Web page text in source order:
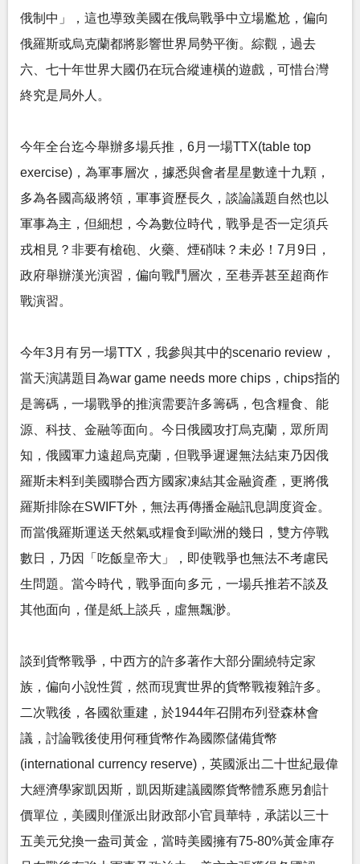
俄制中」，這也導致美國在俄烏戰爭中立場尷尬，偏向
俄羅斯或烏克蘭都將影響世界局勢平衡。綜觀，過去
六、七十年世界大國仍在玩合縱連橫的遊戲，可惜台灣
終究是局外人。
今年全台迄今舉辦多場兵推，6月一場TTX(table top
exercise)，為軍事層次，據悉與會者星星數達十九顆，
多為各國高級將領，軍事資歷長久，談論議題自然也以
軍事為主，但細想，今為數位時代，戰爭是否一定須兵
戎相見？非要有槍砲、火藥、煙硝味？未必！7月9日，
政府舉辦漢光演習，偏向戰鬥層次，至巷弄甚至超商作
戰演習。
今年3月有另一場TTX，我參與其中的scenario review，
當天演講題目為war game needs more chips，chips指的
是籌碼，一場戰爭的推演需要許多籌碼，包含糧食、能
源、科技、金融等面向。今日俄國攻打烏克蘭，眾所周
知，俄國軍力遠超烏克蘭，但戰爭遲遲無法結束乃因俄
羅斯未料到美國聯合西方國家凍結其金融資產，更將俄
羅斯排除在SWIFT外，無法再傳播金融訊息調度資金。
而當俄羅斯運送天然氣或糧食到歐洲的幾日，雙方停戰
數日，乃因「吃飯皇帝大」，即使戰爭也無法不考慮民
生問題。當今時代，戰爭面向多元，一場兵推若不談及
其他面向，僅是紙上談兵，虛無飄渺。
談到貨幣戰爭，中西方的許多著作大部分圍繞特定家
族，偏向小說性質，然而現實世界的貨幣戰複雜許多。
二次戰後，各國欲重建，於1944年召開布列登森林會
議，討論戰後使用何種貨幣作為國際儲備貨幣
(international currency reserve)，英國派出二十世紀最偉
大經濟學家凱因斯，凱因斯建議國際貨幣體系應另創計
價單位，美國則僅派出財政部小官員華特，承諾以三十
五美元兌換一盎司黃金，當時美國擁有75-80%黃金庫存